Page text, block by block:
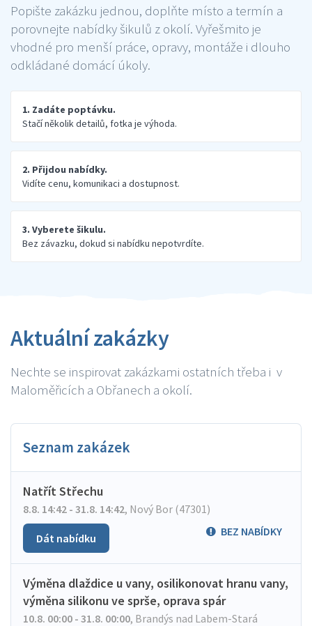
Popište zakázku jednou, doplňte místo a termín a
porovnejte nabídky šikulů z okolí. Vyřešmito je
vhodné pro menší práce, opravy, montáže i dlouho
odkládané domácí úkoly.
1. Zadáte poptávku.
Stačí několik detailů, fotka je výhoda.
2. Přijdou nabídky.
Vidíte cenu, komunikaci a dostupnost.
3. Vyberete šikulu.
Bez závazku, dokud si nabídku nepotvrdíte.
Aktuální zakázky
Nechte se inspirovat zakázkami ostatních třeba i v
Maloměřicích a Obřanech a okolí.
Seznam zakázek
Natřít Střechu
8.8. 14:42 - 31.8. 14:42, Nový Bor (47301)
BEZ NABÍDKY
Dát nabídku
Výměna dlaždice u vany, osilikonovat hranu vany,
výměna silikonu ve sprše, oprava spár
10.8. 00:00 - 31.8. 00:00, Brandýs nad Labem-Stará